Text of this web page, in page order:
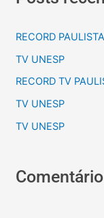
RECORD PAULISTA
TV UNESP
RECORD TV
TV UNESP
TV UNESP